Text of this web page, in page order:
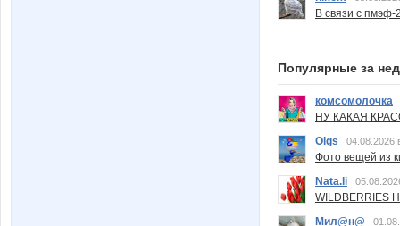
В связи с пмэф-
Популярные за
комсомолочка
НУ КАКАЯ
Olgs
04.08.2026
Фото вещей из
Nata.li
Мил@н@